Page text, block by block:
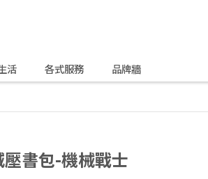
活 各式服務 品牌牆
書包-機械戰士